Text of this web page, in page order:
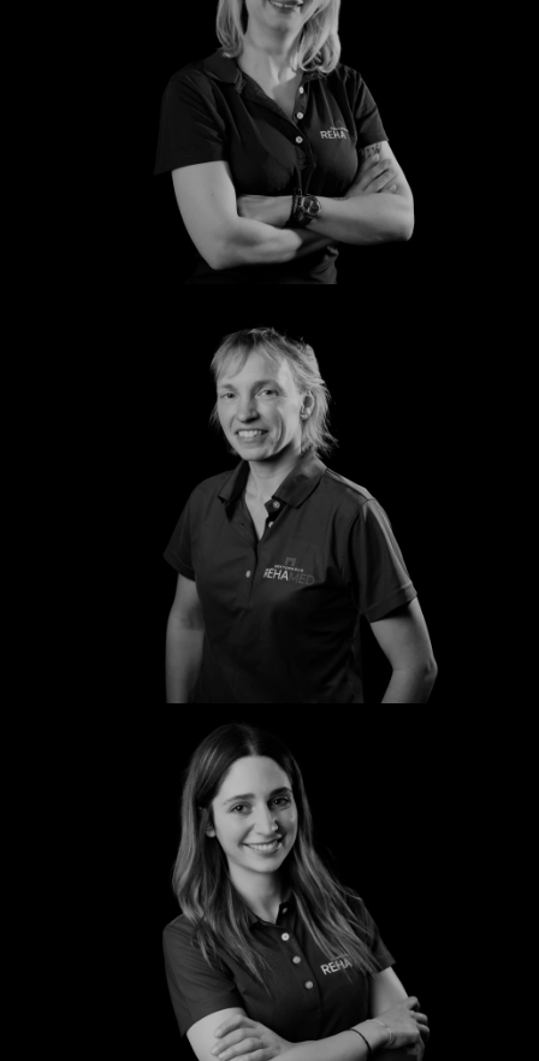
Silvana
Susanne
Trixi